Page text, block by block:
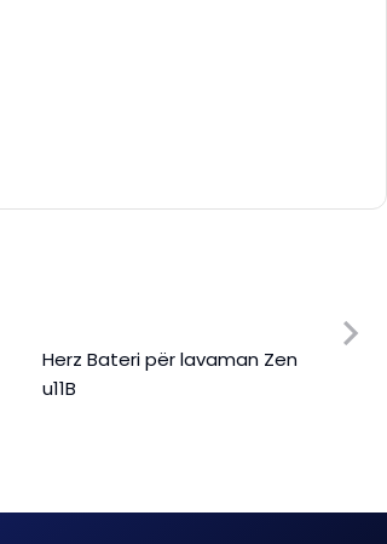
Herz Bateri për lavaman Zen
u11B